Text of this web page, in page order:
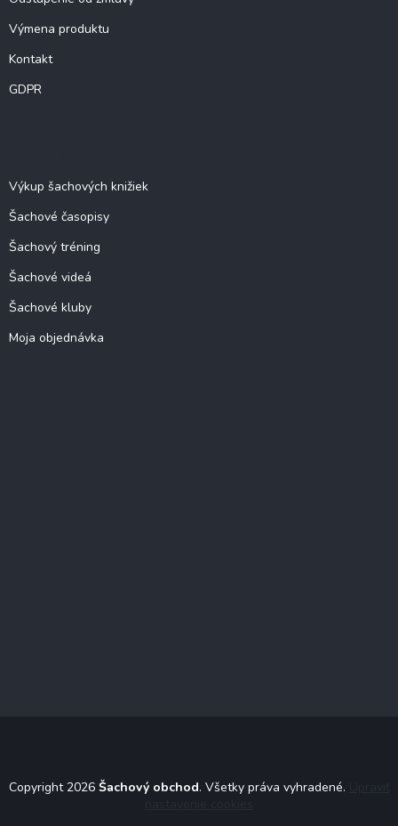
Výmena produktu
Kontakt
GDPR
Výkup šachových knižiek
Šachové časopisy
Šachový tréning
Šachové videá
Šachové kluby
Moja objednávka
Copyright 2026 Šachový obchod. Všetky práva vyhradené.